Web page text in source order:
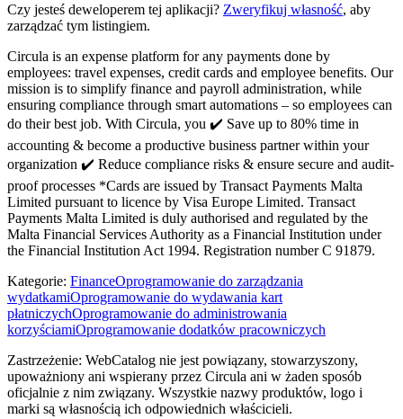
Czy jesteś deweloperem tej aplikacji? Zweryfikuj własność, aby
zarządzać tym listingiem.
Circula is an expense platform for any payments done by
employees: travel expenses, credit cards and employee benefits. Our
mission is to simplify finance and payroll administration, while
ensuring compliance through smart automations – so employees can
do their best job. With Circula, you ✔️ Save up to 80% time in
accounting & become a productive business partner within your
organization ✔️ Reduce compliance risks & ensure secure and audit-
proof processes *Cards are issued by Transact Payments Malta
Limited pursuant to licence by Visa Europe Limited. Transact
Payments Malta Limited is duly authorised and regulated by the
Malta Financial Services Authority as a Financial Institution under
the Financial Institution Act 1994. Registration number C 91879.
Kategorie: FinanceOprogramowanie do zarządzania
wydatkamiOprogramowanie do wydawania kart
płatniczychOprogramowanie do administrowania
korzyściamiOprogramowanie dodatków pracowniczych
Zastrzeżenie: WebCatalog nie jest powiązany, stowarzyszony,
upoważniony ani wspierany przez Circula ani w żaden sposób
oficjalnie z nim związany. Wszystkie nazwy produktów, logo i
marki są własnością ich odpowiednich właścicieli.